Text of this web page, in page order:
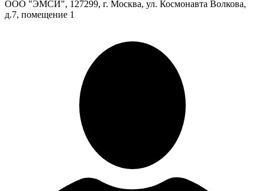
ООО "ЭМСИ", 127299, г. Москва, ул. Космонавта Волкова,
д.7, помещение 1